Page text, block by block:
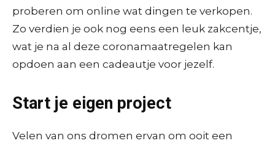
proberen om online wat dingen te verkopen.
Zo verdien je ook nog eens een leuk zakcentje,
wat je na al deze coronamaatregelen kan
opdoen aan een cadeautje voor jezelf.
Start je eigen project
Velen van ons dromen ervan om ooit een